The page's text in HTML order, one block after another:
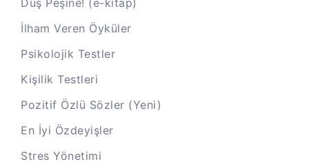
Düş Peşine! (e-kitap)
İlham Veren Öyküler
Psikolojik Testler
Kişilik Testleri
Pozitif Özlü Sözler (Yeni)
En İyi Özdeyişler
Stres Yönetimi